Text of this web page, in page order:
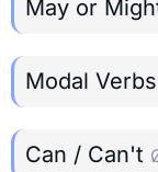
May or
Modal Verbs
Can / Can't